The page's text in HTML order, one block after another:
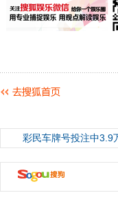
彩民车牌号投注中3.9